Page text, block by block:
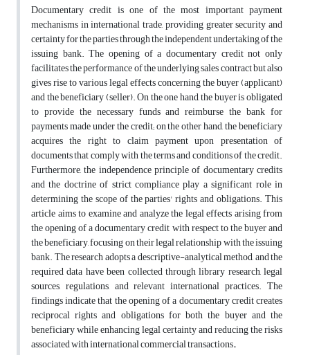
Documentary credit is one of the most important payment
mechanisms in international trade, providing greater security and
certainty for the parties through the independent undertaking of the
issuing bank. The opening of a documentary credit not only
facilitates the performance of the underlying sales contract but also
gives rise to various legal effects concerning the buyer (applicant)
and the beneficiary (seller). On the one hand, the buyer is obligated
to provide the necessary funds and reimburse the bank for
payments made under the credit; on the other hand, the beneficiary
acquires the right to claim payment upon presentation of
documents that comply with the terms and conditions of the credit.
Furthermore, the independence principle of documentary credits
and the doctrine of strict compliance play a significant role in
determining the scope of the parties' rights and obligations. This
article aims to examine and analyze the legal effects arising from
the opening of a documentary credit with respect to the buyer and
the beneficiary, focusing on their legal relationship with the issuing
bank. The research adopts a descriptive-analytical method, and the
required data have been collected through library research, legal
sources, regulations, and relevant international practices. The
findings indicate that the opening of a documentary credit creates
reciprocal rights and obligations for both the buyer and the
beneficiary while enhancing legal certainty and reducing the risks
associated with international commercial transactions.